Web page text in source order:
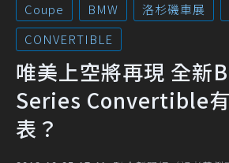
Coupe BMW 洛杉磯車展
CONVERTIBLE
唯美上空將再現 全新
Series Convertible
表？